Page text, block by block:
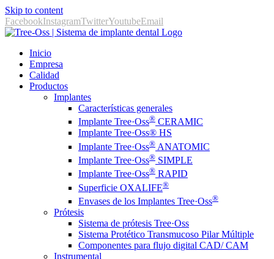
Skip to content
FacebookInstagramTwitterYoutubeEmail
Inicio
Empresa
Calidad
Productos
Implantes
Características generales
Implante Tree·Oss® CERAMIC
Implante Tree·Oss® HS
Implante Tree·Oss® ANATOMIC
Implante Tree·Oss® SIMPLE
Implante Tree·Oss® RAPID
Superficie OXALIFE®
Envases de los Implantes Tree·Oss®
Prótesis
Sistema de prótesis Tree·Oss
Sistema Protético Transmucoso Pilar Múltiple
Componentes para flujo digital CAD/ CAM
Instrumental